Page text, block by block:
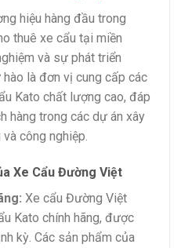
hiệu hàng đầu trong
thuê xe cẩu tại miền
và sự phát triển
là đơn vị cung cấp các
Kato chất lượng cao, đáp
hàng trong các dự án xây
công nghiệp.
Xe Cẩu Đường Việt
Xe cẩu Đường Việt
Kato chính hãng, được
kỳ. Các sản phẩm của